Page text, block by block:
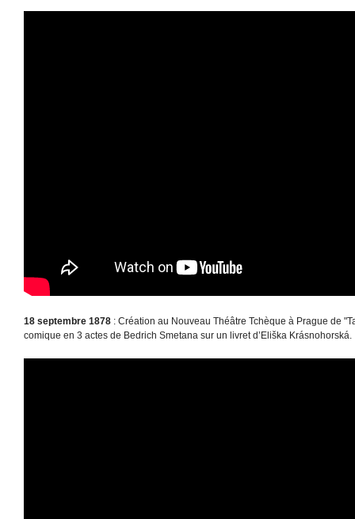
18 septembre 1878 : Création au Nouveau Théâtre Tchèque à Prague de
comique en 3 actes de Bedrich Smetana sur un livret d’Eliška Krásnohorská.